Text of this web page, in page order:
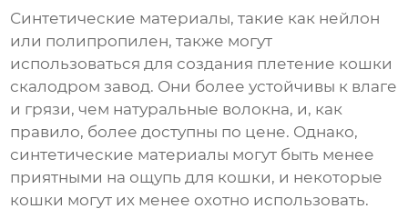
Синтетические материалы, такие как нейлон
или полипропилен, также могут
использоваться для создания плетение кошки
скалодром завод. Они более устойчивы к влаге
и грязи, чем натуральные волокна, и, как
правило, более доступны по цене. Однако,
синтетические материалы могут быть менее
приятными на ощупь для кошки, и некоторые
кошки могут их менее охотно использовать.